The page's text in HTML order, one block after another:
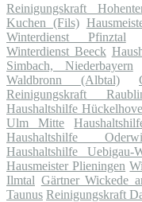
Reinigungskraft
Kuchen (Fils)
Winterdienst Pfinztal
Winterdienst Beeck
Simbach, Niederbayern
Waldbronn (Albtal)
Reinigungskraft
Haushaltshilfe
Ulm Mitte
Haushaltshilfe
Haushaltshilfe Uebigau-
Hausmeister Plieningen
Ilmtal Gärtner Wickede
Taunus Reinigungskraft